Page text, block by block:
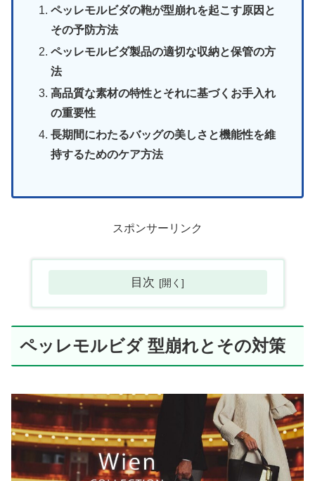
ペッレモルビダの鞄が型崩れを起こす原因と
その予防方法
ペッレモルビダ製品の適切な収納と保管の方
法
高品質な素材の特性とそれに基づくお手入れ
の重要性
長期間にわたるバッグの美しさと機能性を維
持するためのケア方法
スポンサーリンク
目次
ペッレモルビダ 型崩れとその対策